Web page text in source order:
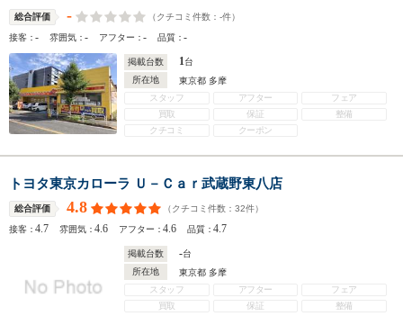
総合評価 - （クチコミ件数： -件）
接客：- 雰囲気：- アフター：- 品質：-
掲載台数 1台
所在地
東京都 多摩
スタッフ
アフター
フェア
買取
保証
整備
クチコミ
クーポン
トヨタ東京カローラ Ｕ－Ｃａｒ武蔵野東八店
総合評価 4.8 （クチコミ件数： 32件）
接客：4.7 雰囲気：4.6 アフター：4.6 品質：4.7
掲載台数 -台
所在地
東京都 多摩
スタッフ
アフター
フェア
買取
保証
整備